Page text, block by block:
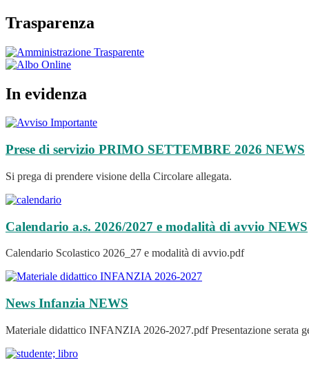
Trasparenza
In evidenza
Prese di servizio PRIMO SETTEMBRE 2026 NEWS
Si prega di prendere visione della Circolare allegata.
Calendario a.s. 2026/2027 e modalità di avvio NEWS
Calendario Scolastico 2026_27 e modalità di avvio.pdf
News Infanzia NEWS
Materiale didattico INFANZIA 2026-2027.pdf Presentazione serata